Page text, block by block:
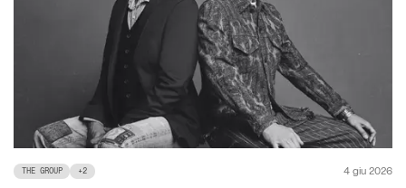
THE GROUP +2 4 giu 2026